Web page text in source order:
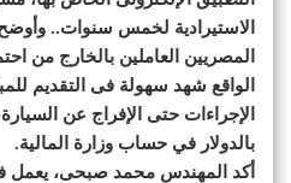
الاستيرادية لخمس سنوات..
المصريين العاملين بالخارج من
الواقع شهد سهولة فى التقديم
الإجراءات حتى الإفراج عن
بالدولار في حساب وزارة المالية.
أكد المهندس محمد صبحى، يعمل